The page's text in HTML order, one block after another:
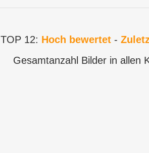
TOP 12: Hoch bewertet -
Gesamtanzahl Bilder in allen